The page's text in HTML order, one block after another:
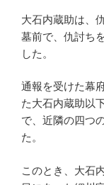
大石内蔵助は、
墓前で、仇討ち
した。
通報を受けた幕
た大石内蔵助以
で、近隣の四つ
た。
このとき、大石